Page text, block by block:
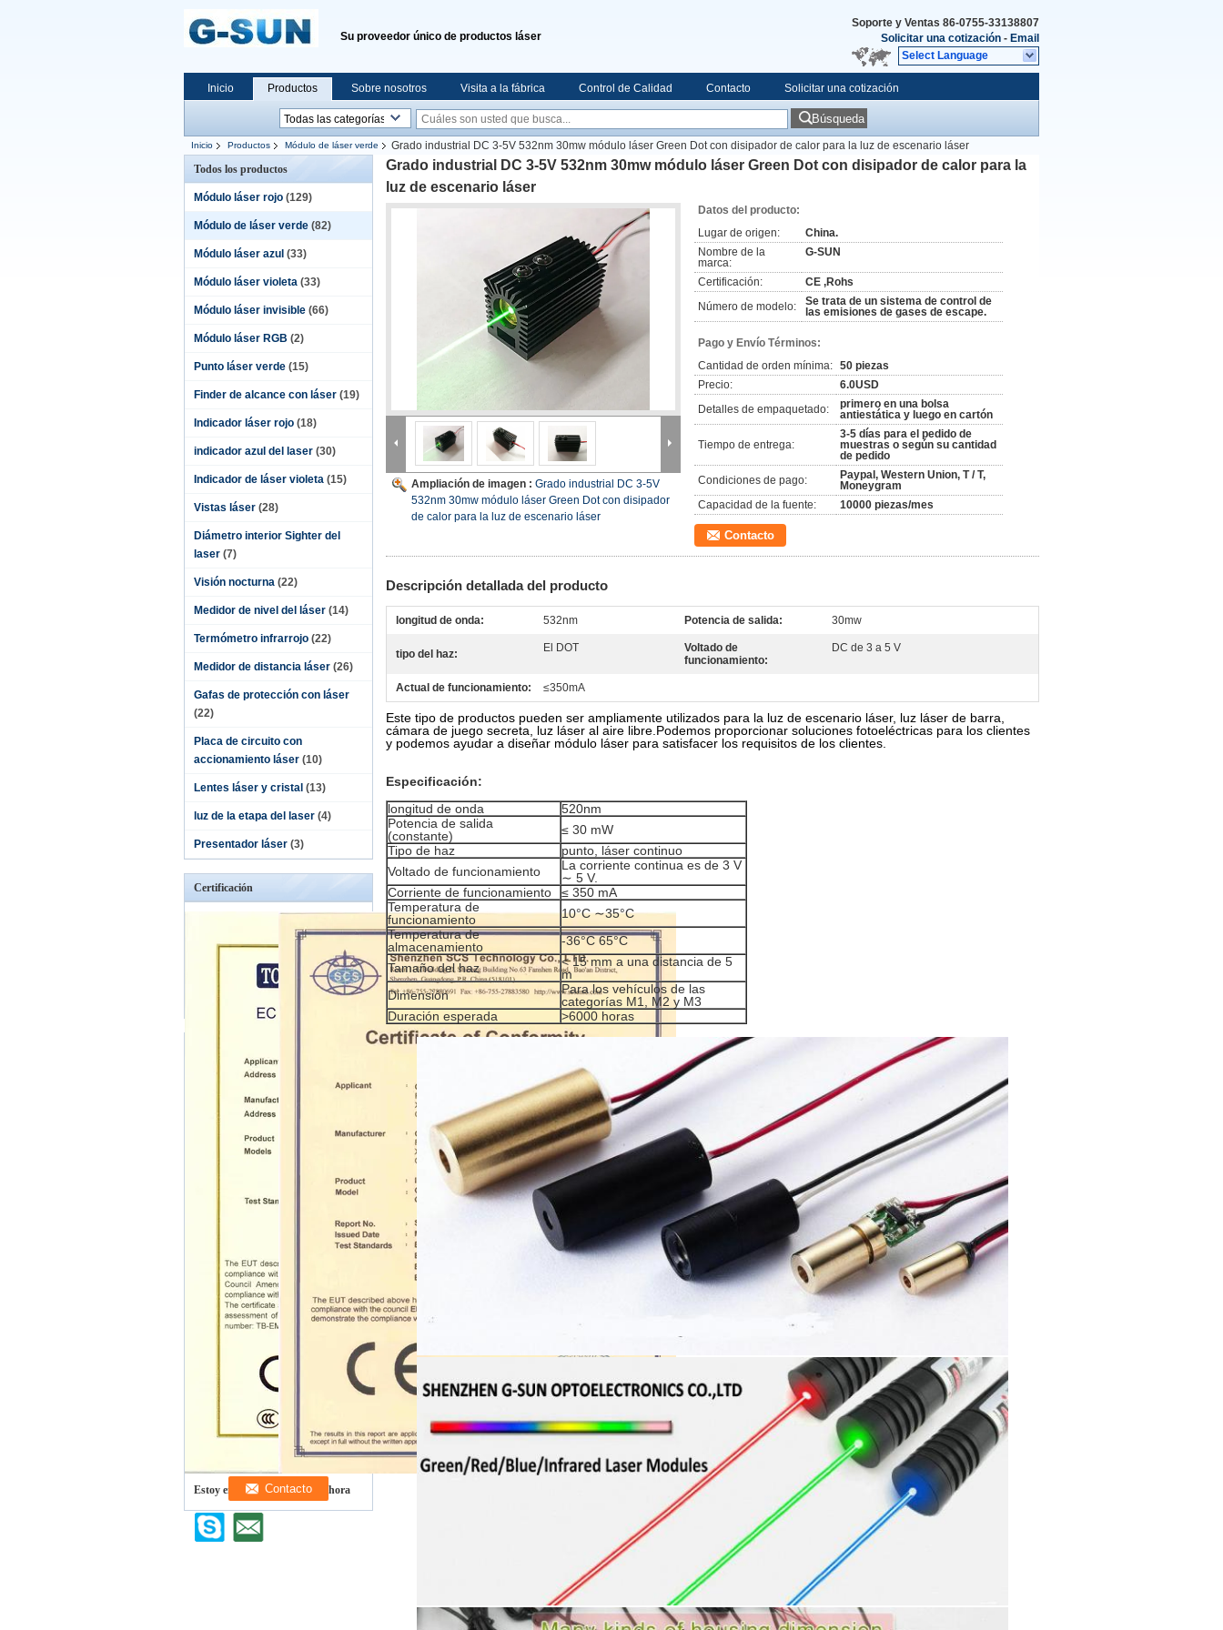
Su proveedor único de productos láser
Soporte y Ventas 86-0755-33138807
Solicitar una cotización - Email
Select Language
Inicio Productos Sobre nosotros Visita a la fábrica Control de Calidad Contacto Solicitar una cotización
Búsqueda
Inicio Productos Módulo de láser verde
Grado industrial DC 3-5V 532nm 30mw módulo láser Green Dot con disipador de calor para la luz de escenario láser
Todos los productos
Módulo láser rojo (129)
Módulo de láser verde (82)
Módulo láser azul (33)
Módulo láser violeta (33)
Módulo láser invisible (66)
Módulo láser RGB (2)
Punto láser verde (15)
Finder de alcance con láser (19)
Indicador láser rojo (18)
indicador azul del laser (30)
Indicador de láser violeta (15)
Vistas láser (28)
Diámetro interior Sighter del
laser (7)
Visión nocturna (22)
Medidor de nivel del láser (14)
Termómetro infrarrojo (22)
Medidor de distancia láser (26)
Gafas de protección con láser
(22)
Placa de circuito con
accionamiento láser (10)
Lentes láser y cristal (13)
luz de la etapa del laser (4)
Presentador láser (3)
Certificación
Estoy en línea para chatear ahora
Grado industrial DC 3-5V 532nm 30mw módulo láser Green Dot con disipador de calor para la
luz de escenario láser
Ampliación de imagen : Grado industrial DC 3-5V
532nm 30mw módulo láser Green Dot con disipador
de calor para la luz de escenario láser
Datos del producto:
Lugar de origen:
China.
Nombre de la
marca:
G-SUN
Certificación:
CE ,Rohs
Número de modelo:
Se trata de un sistema de control de
las emisiones de gases de escape.
Pago y Envío Términos:
Cantidad de orden mínima: 50 piezas
Precio:
6.0USD
Detalles de empaquetado:
primero en una bolsa
antiestática y luego en cartón
Tiempo de entrega:
3-5 días para el pedido de
muestras o según su cantidad
de pedido
Condiciones de pago:
Paypal, Western Union, T / T,
Moneygram
Capacidad de la fuente:
10000 piezas/mes
Contacto
Descripción detallada del producto
longitud de onda: 532nm Potencia de salida: 30mw
tipo del haz: El DOT
Voltado de
funcionamiento:
DC de 3 a 5 V
Actual de funcionamiento: ≤350mA
Este tipo de productos pueden ser ampliamente utilizados para la luz de escenario láser, luz láser de barra,
cámara de juego secreta, luz láser al aire libre.Podemos proporcionar soluciones fotoeléctricas para los clientes
y podemos ayudar a diseñar módulo láser para satisfacer los requisitos de los clientes.
Especificación:
longitud de onda
520nm
Potencia de salida
(constante)
≤ 30 mW
Tipo de haz
punto, láser continuo
Voltado de funcionamiento
La corriente continua es de 3 V
∼ 5 V.
Corriente de funcionamiento
≤ 350 mA
Temperatura de
funcionamiento
10°C ∼35°C
Temperatura de
almacenamiento
-36°C 65°C
Tamaño del haz
< 15 mm a una distancia de 5
m
Dimensión
Para los vehículos de las
categorías M1, M2 y M3
Duración esperada
>6000 horas